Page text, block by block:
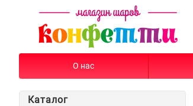
О нас
Каталог